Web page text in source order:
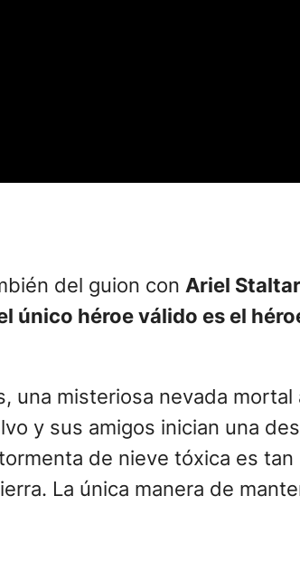
del guion con Ariel
único héroe válido es el
una misteriosa nevada
y sus amigos inician una
de nieve tóxica es
La única manera de